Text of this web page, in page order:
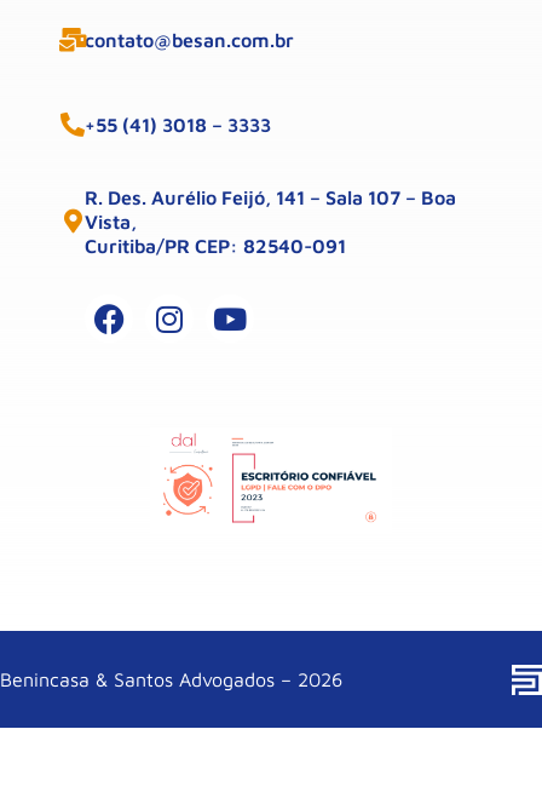
contato@besan.com.br
+55 (41) 3018 – 3333
R. Des. Aurélio Feijó, 141 – Sala 107 – Boa
Vista,
Curitiba/PR CEP: 82540-091
Benincasa & Santos Advogados – 2026